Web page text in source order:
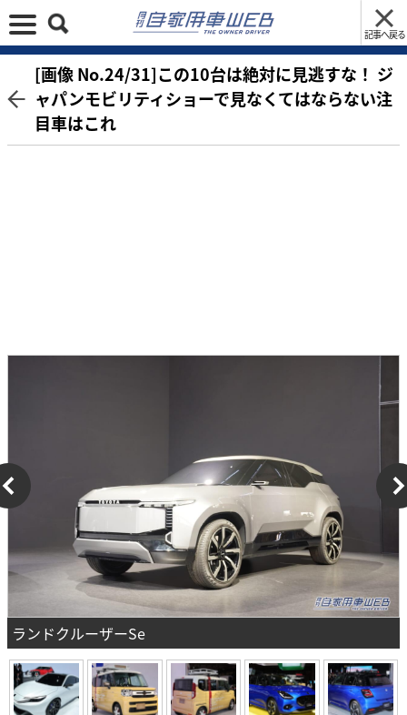
記事へ戻る
[画像 No.24/31]この10台は絶対に見逃すな！ ジ
ャパンモビリティショーで見なくてはならない注
目車はこれ
ランドクルーザーSe